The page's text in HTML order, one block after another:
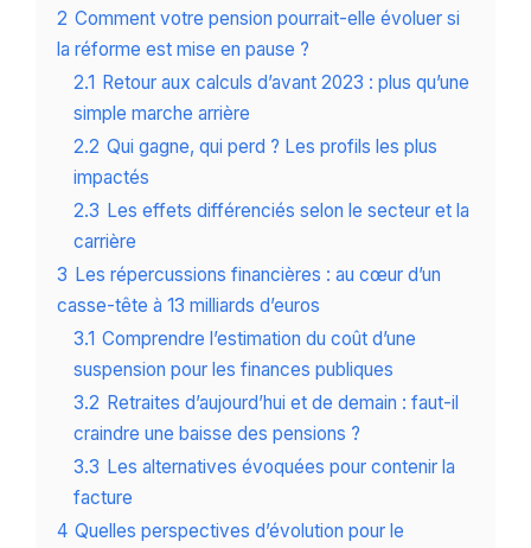
2 Comment votre pension pourrait-elle évoluer si
la réforme est mise en pause ?
2.1 Retour aux calculs d’avant 2023 : plus qu’une
simple marche arrière
2.2 Qui gagne, qui perd ? Les profils les plus
impactés
2.3 Les effets différenciés selon le secteur et la
carrière
3 Les répercussions financières : au cœur d’un
casse-tête à 13 milliards d’euros
3.1 Comprendre l’estimation du coût d’une
suspension pour les finances publiques
3.2 Retraites d’aujourd’hui et de demain : faut-il
craindre une baisse des pensions ?
3.3 Les alternatives évoquées pour contenir la
facture
4 Quelles perspectives d’évolution pour le